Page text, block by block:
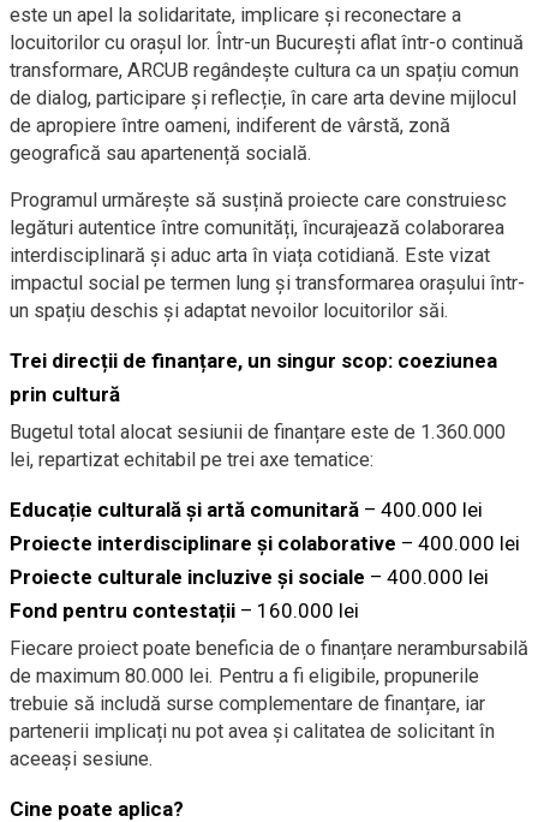
este un apel la solidaritate, implicare și reconectare a
locuitorilor cu orașul lor. Într-un București aflat într-o continuă
transformare, ARCUB regândește cultura ca un spațiu comun
de dialog, participare și reflecție, în care arta devine mijlocul
de apropiere între oameni, indiferent de vârstă, zonă
geografică sau apartenență socială.
Programul urmărește să susțină proiecte care construiesc
legături autentice între comunități, încurajează colaborarea
interdisciplinară și aduc arta în viața cotidiană. Este vizat
impactul social pe termen lung și transformarea orașului într-
un spațiu deschis și adaptat nevoilor locuitorilor săi.
Trei direcții de finanțare, un singur scop: coeziunea
prin cultură
Bugetul total alocat sesiunii de finanțare este de 1.360.000
lei, repartizat echitabil pe trei axe tematice:
Educație culturală și artă comunitară – 400.000 lei
Proiecte interdisciplinare și colaborative – 400.000 lei
Proiecte culturale incluzive și sociale – 400.000 lei
Fond pentru contestații – 160.000 lei
Fiecare proiect poate beneficia de o finanțare nerambursabilă
de maximum 80.000 lei. Pentru a fi eligibile, propunerile
trebuie să includă surse complementare de finanțare, iar
partenerii implicați nu pot avea și calitatea de solicitant în
aceeași sesiune.
Cine poate aplica?